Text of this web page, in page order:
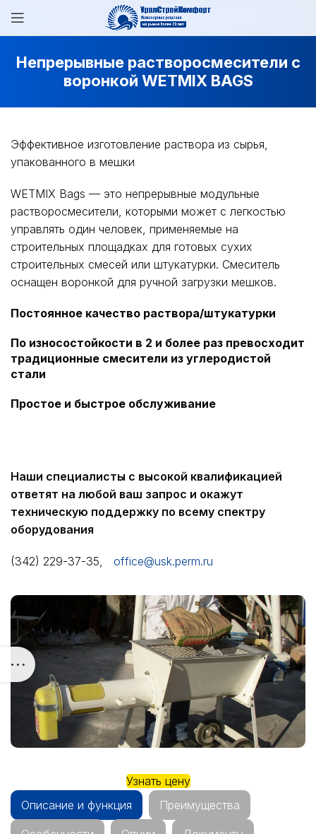
Непрерывные растворосмесители с
воронкой WETMIX BAGS
Эффективное изготовление раствора из сырья,
упакованного в мешки
WETMIX Bags — это непрерывные модульные
растворосмесители, которыми может с легкостью
управлять один человек, применяемые на
строительных площадках для готовых сухих
строительных смесей или штукатурки. Смеситель
оснащен воронкой для ручной загрузки мешков.
Постоянное качество раствора/штукатурки
По износостойкости в 2 и более раз превосходит
традиционные смесители из углеродистой
стали
Простое и быстрое обслуживание
Наши специалисты с высокой квалификацией
ответят на любой ваш запрос и окажут
техническую поддержку по всему спектру
оборудования
(342) 229-37-35, office@usk.perm.ru
Узнать цену
Описание и функция
Преимущества